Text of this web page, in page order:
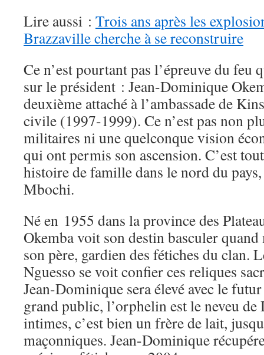
Lire aussi : Trois ans après les
Brazzaville cherche à se reconstruire
Ce n’est pourtant pas l’épreuve du feu
sur le président : Jean-Dominique
deuxième attaché à l’ambassade de
civile (1997-1999). Ce n’est pas non
militaires ni une quelconque vision
qui ont permis son ascension. C’est
histoire de famille dans le nord du
Mbochi.
Né en 1955 dans la province des
Okemba voit son destin basculer
son père, gardien des fétiches du clan.
Nguesso se voit confier ces reliques
Jean-Dominique sera élevé avec le
grand public, l’orphelin est le neveu de
intimes, c’est bien un frère de lait,
maçonniques. Jean-Dominique